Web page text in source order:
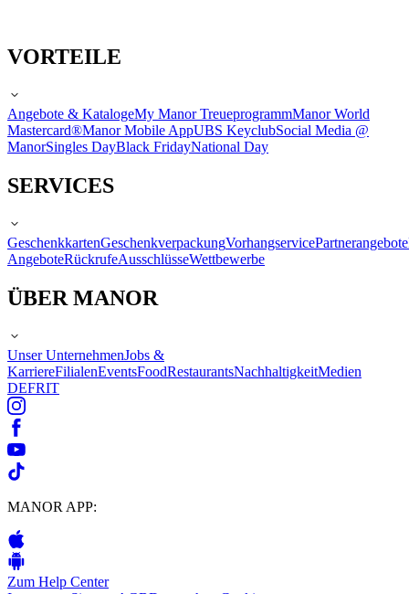
VORTEILE
Angebote & KatalogeMy Manor TreueprogrammManor World
Mastercard®Manor Mobile AppUBS KeyclubSocial Media @
ManorSingles DayBlack FridayNational Day
SERVICES
GeschenkkartenGeschenkverpackungVorhangservicePartnerangebote
AngeboteRückrufeAusschlüsseWettbewerbe
ÜBER MANOR
Unser UnternehmenJobs &
KarriereFilialenEventsFoodRestaurantsNachhaltigkeitMedien
DEFRIT
MANOR APP:
Zum Help Center